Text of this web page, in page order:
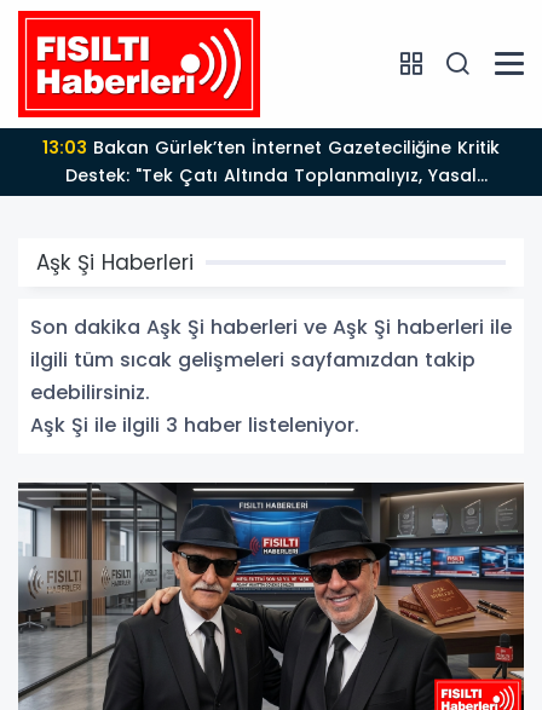
13:03
Destek: "Tek Çatı Altında Toplanmalıyız, Yasal
Düzenlemeye Hazırız"
Aşk Şi Haberleri
Son dakika Aşk Şi haberleri ve Aşk Şi haberleri ile
ilgili tüm sıcak gelişmeleri sayfamızdan takip
edebilirsiniz.
Aşk Şi ile ilgili 3 haber listeleniyor.